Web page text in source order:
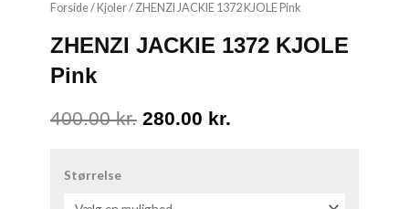
Forside/ Kjoler/ ZHENZI JACKIE 1372 KJOLE Pink
ZHENZI JACKIE 1372 KJOLE
Pink
400.00kr. Den
280.00 kr.
Størrelse
JACKIE